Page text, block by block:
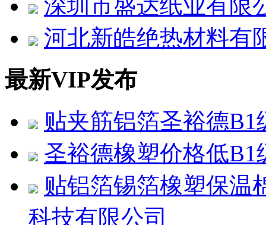
深圳市盛达纸业有限
河北新皓绝热材料有
最新VIP发布
贴夹筋铝箔圣裕德B1
圣裕德橡塑价格低
贴铝箔锡箔橡塑保温
科技有限公司